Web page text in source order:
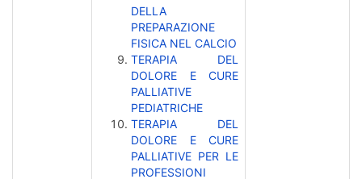
DELLA
PREPARAZIONE
FISICA NEL CALCIO
TERAPIA DEL
DOLORE E CURE
PALLIATIVE
PEDIATRICHE
TERAPIA DEL
DOLORE E CURE
PALLIATIVE PER LE
PROFESSIONI